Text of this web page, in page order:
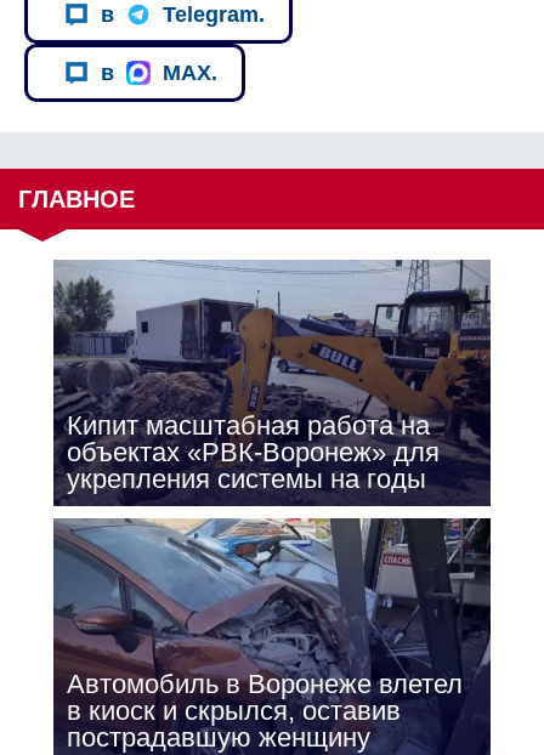
в Telegram.
в MAX.
ГЛАВНОЕ
Кипит масштабная работа на
объектах «РВК-Воронеж» для
укрепления системы на годы
Автомобиль в Воронеже влетел
в киоск и скрылся, оставив
пострадавшую женщину